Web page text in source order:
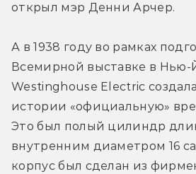
открыл мэр Денни Арчер.
А в 1938 году во рамках
Всемирной выставке в Нью-
Westinghouse Electric
истории «официальную»
Это был полый цилиндр
внутренним диаметром 16
корпус был сделан из